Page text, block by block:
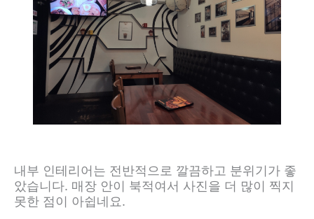
내부 인테리어는 전반적으로 깔끔하고 분위기가 좋
았습니다. 매장 안이 북적여서 사진을 더 많이 찍지
못한 점이 아쉽네요.